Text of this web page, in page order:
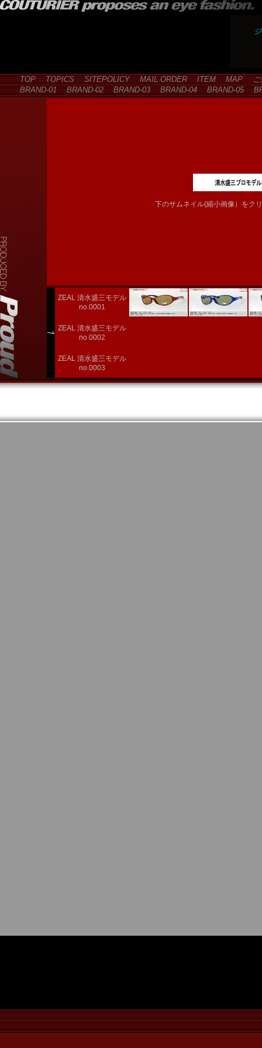
ZEAL 清水盛三モデル
no.0001
ZEAL 清水盛三モデル
no.0002
ZEAL 清水盛三モデル
no.0003
下のサムネイル(縮小画像）をク
TOP TOPICS SITEPOLICY MAIL ORDER ITEM MAP
ご
BRAND-01
BRAND-02 BRAND-03 BRAND-04 BRAND-05